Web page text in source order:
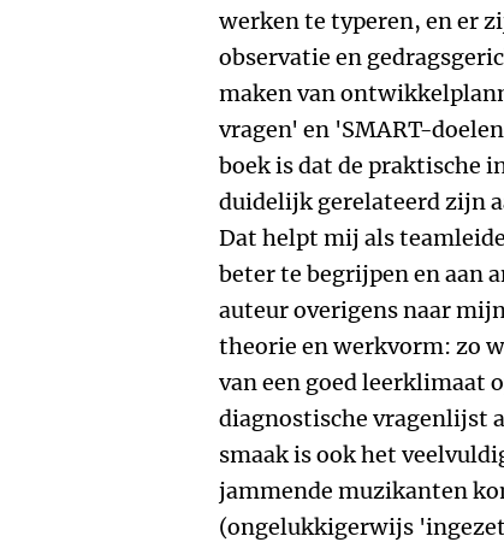
werken te typeren, en er
observatie en
maken van
vragen' en 'SMART-
boek is dat de praktische
duidelijk gerelateerd zijn
Dat helpt mij als
beter te begrijpen en aan
auteur overigens naar
theorie en werkvorm: zo
van een goed leerklimaat
diagnostische vragenlijst
smaak is ook het
jammende muzikanten
(ongelukkigerwijs